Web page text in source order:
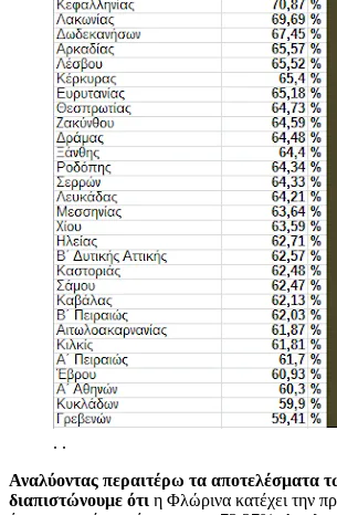
. .
Αναλύοντας περαιτέρω τα αποτελέσματα
διαπιστώνουμε ότι η Φλώρινα κατέχει την